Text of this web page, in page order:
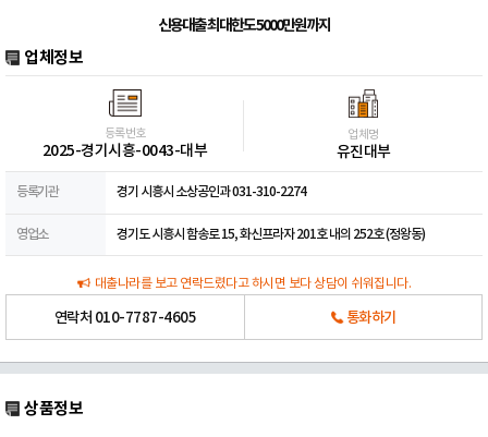
신용대출 최대한도 5000만원까지
업체정보
등록번호
2025-경기시흥-0043-대부
업체명
유진대부
등록기관 경기 시흥시 소상공인과 031-310-2274
영업소 경기도 시흥시 함송로 15, 화신프라자 201호 내의 252호 (정왕동)
대출나라를 보고 연락드렸다고 하시면 보다 상담이 쉬워집니다.
연락처 010-7787-4605 통화하기
상품정보